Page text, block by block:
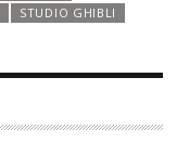
STUDIO GHIBLI